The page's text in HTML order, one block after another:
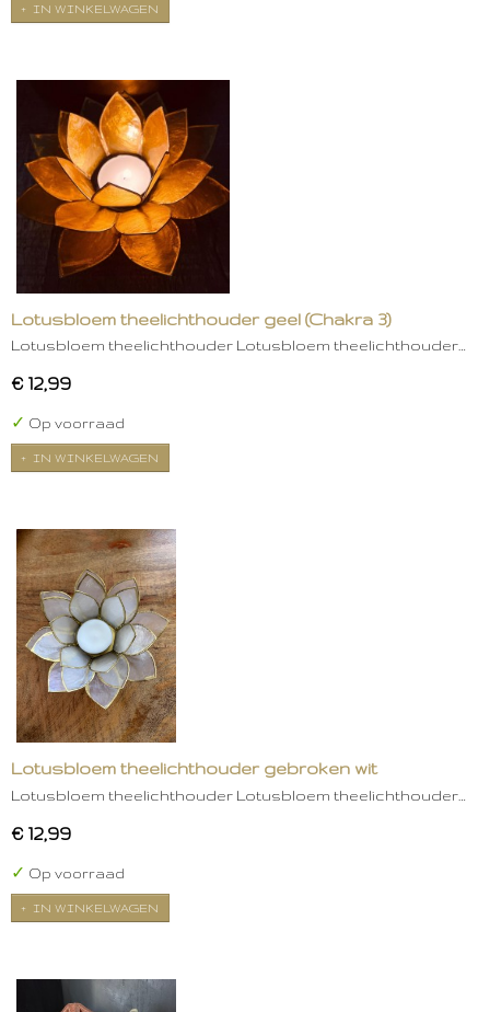
IN WINKELWAGEN
Lotusbloem theelichthouder geel (Chakra 3)
Lotusbloem theelichthouder Lotusbloem theelichthouder…
€ 12,99
✓ Op voorraad
IN WINKELWAGEN
Lotusbloem theelichthouder gebroken wit
Lotusbloem theelichthouder Lotusbloem theelichthouder…
€ 12,99
✓ Op voorraad
IN WINKELWAGEN